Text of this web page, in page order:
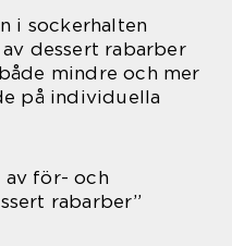
i sockerhalten
dessert rabarber
mindre och mer
på individuella
av för- och
rabarber”